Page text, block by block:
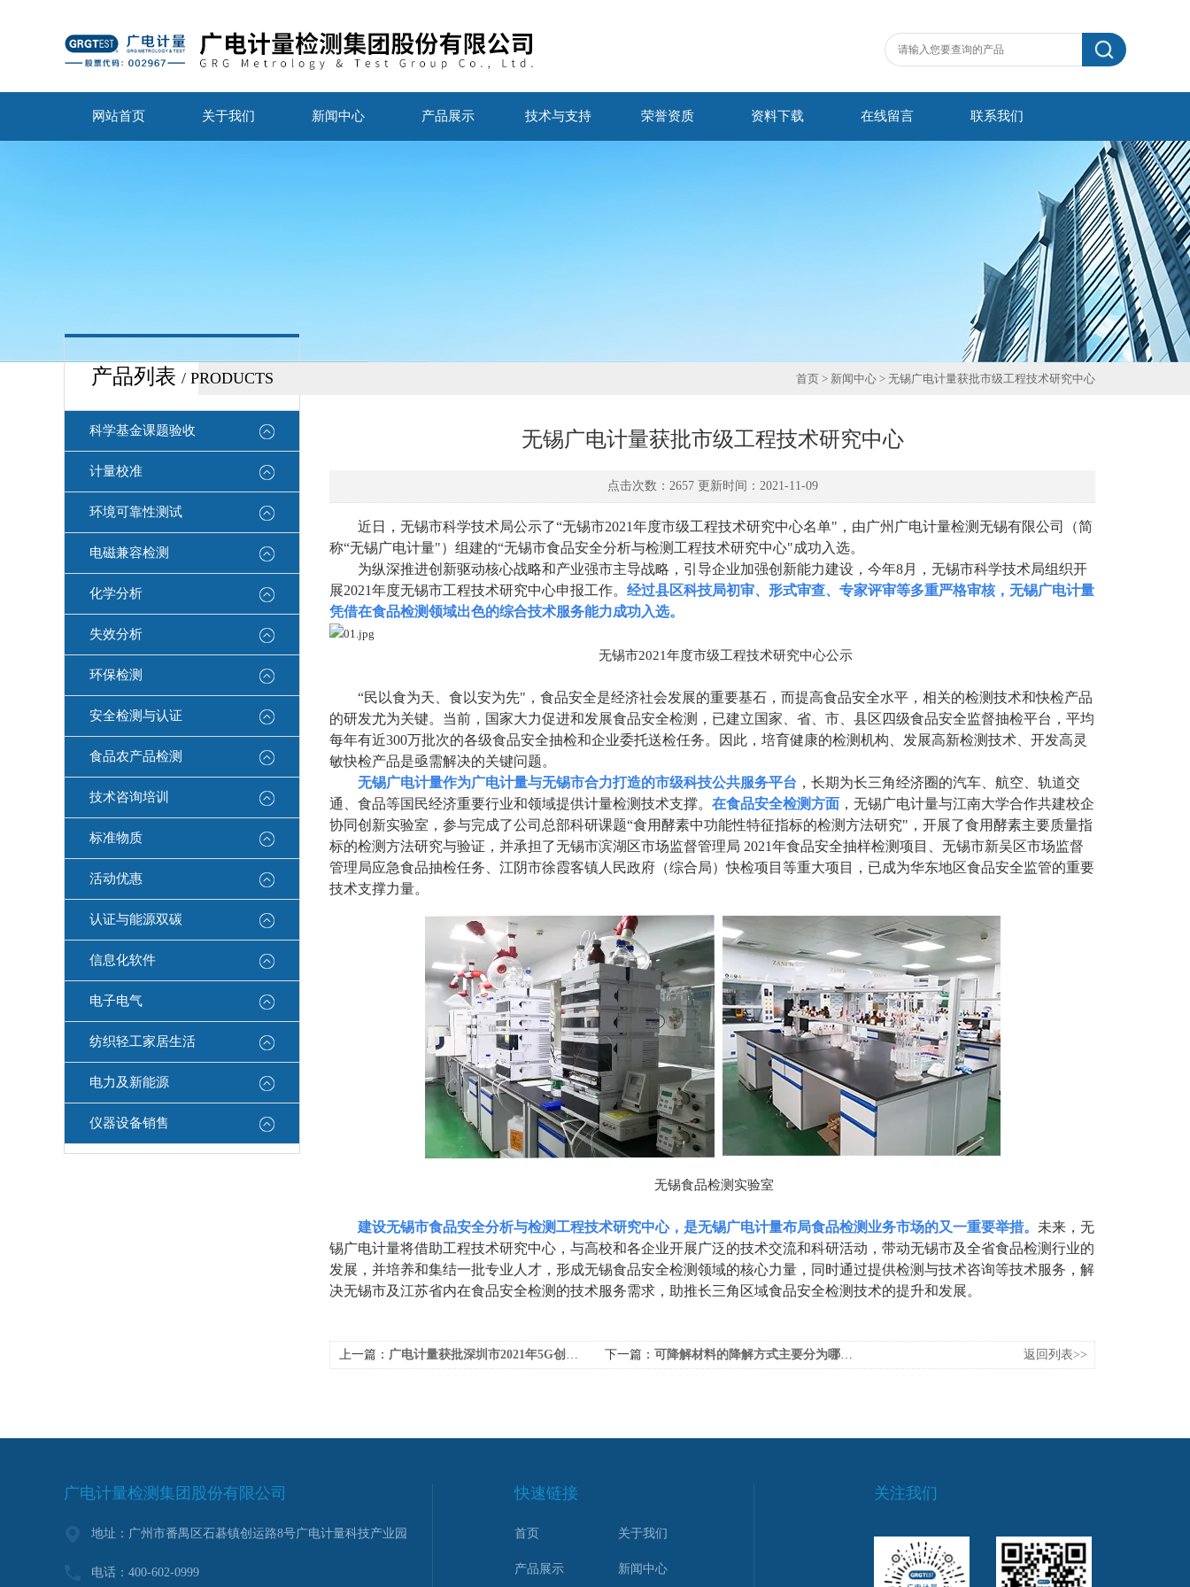
网站首页 关于我们 新闻中心 产品展示 技术与支持 荣誉资质 资料下载 在线留言 联系我们
产品列表 / PRODUCTS
科学基金课题验收
计量校准
环境可靠性测试
电磁兼容检测
化学分析
失效分析
环保检测
安全检测与认证
食品农产品检测
技术咨询培训
标准物质
活动优惠
认证与能源双碳
信息化软件
电子电气
纺织轻工家居生活
电力及新能源
仪器设备销售
首页 > 新闻中心 > 无锡广电计量获批市级工程技术研究中心
无锡广电计量获批市级工程技术研究中心
点击次数：2657 更新时间：2021-11-09
近日，无锡市科学技术局公示了“无锡市2021年度市级工程技术研究中心名单"，由广州广电计量检测无锡有限公司（简
称“无锡广电计量"）组建的“无锡市食品安全分析与检测工程技术研究中心"成功入选。
为纵深推进创新驱动核心战略和产业强市主导战略，引导企业加强创新能力建设，今年8月，无锡市科学技术局组织开
展2021年度无锡市工程技术研究中心申报工作。 经过县区科技局初审、形式审查、专家评审等多重严格审核，无锡广电计量
凭借在食品检测领域出色的综合技术服务能力成功入选。
无锡市2021年度市级工程技术研究中心公示
“民以食为天、食以安为先"，食品安全是经济社会发展的重要基石，而提高食品安全水平，相关的检测技术和快检产品
的研发尤为关键。当前，国家大力促进和发展食品安全检测，已建立国家、省、市、县区四级食品安全监督抽检平台，平均
每年有近300万批次的各级食品安全抽检和企业委托送检任务。因此，培育健康的检测机构、发展高新检测技术、开发高灵
敏快检产品是亟需解决的关键问题。
无锡广电计量作为广电计量与无锡市合力打造的市级科技公共服务平台 ，长期为长三角经济圈的汽车、航空、轨道交
通、食品等国民经济重要行业和领域提供计量检测技术支撑。 在食品安全检测方面 ，无锡广电计量与江南大学合作共建校企
协同创新实验室 ， 参与完成了公司总部科研课题“食用酵素中功能性特征指标的检测方法研究"，开展了食用酵素主要质量指
标的检测方法研究与验证，并承担了无锡市滨湖区市场监督管理局 2021年食品安全抽样检测项目、无锡市新吴区市场监督
管理局应急食品抽检任务、江阴市徐霞客镇人民政府（综合局）快检项目等重大项目，已成为华东地区食品安全监管的重要
技术支撑力量。
无锡食品检测实验室
建设无锡市食品安全分析与检测工程技术研究中心，是无锡广电计量布局食品检测业务市场的又一重要举措。 未来，无
锡广电计量将借助工程技术研究中心，与高校和各企业开展广泛的技术交流和科研活动，带动无锡市及全省食品检测行业的
发展，并培养和集结一批专业人才，形成无锡食品安全检测领域的核心力量，同时通过提供检测与技术咨询等技术服务，解
决无锡市及江苏省内在食品安全检测的技术服务需求，助推长三角区域食品安全检测技术的提升和发展。
上一篇： 广电计量获批深圳市2021年5G创新应用发展扶持计划批项目 下一篇： 可降解材料的降解方式主要分为哪几种？ 返回列表>>
广电计量检测集团股份有限公司
地址：广州市番禺区石碁镇创运路8号广电计量科技产业园
电话：400-602-0999
快速链接
首页 关于我们
产品展示 新闻中心
关注我们